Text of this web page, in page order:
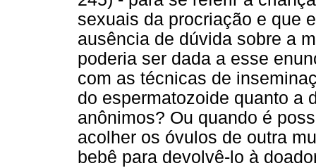
sexuais da procriação e que
ausência de dúvida sobre a
poderia ser dada a esse
com as técnicas de
do espermatozoide quanto a
anônimos? Ou quando é
acolher os óvulos de outra
bebê para devolvê-lo à